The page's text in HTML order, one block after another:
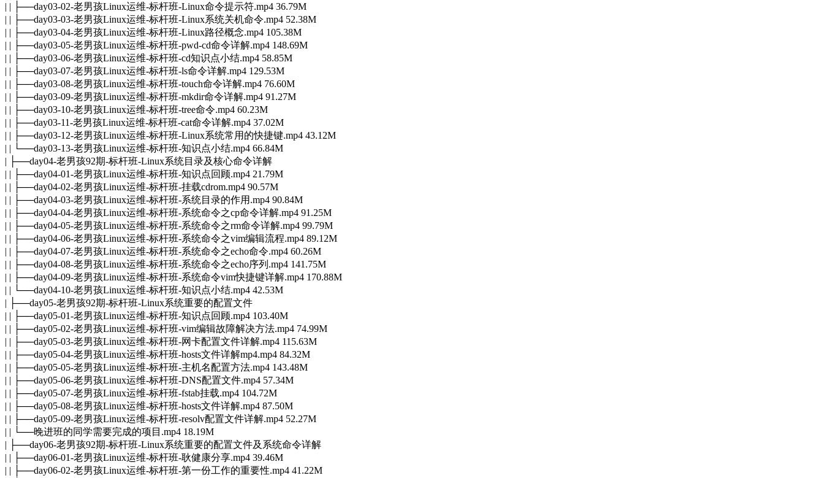
| | ├──day03-02-老男孩Linux运维-标杆班-Linux命令提示符.mp4 36.79M
| | ├──day03-03-老男孩Linux运维-标杆班-Linux系统关机命令.mp4 52.38M
| | ├──day03-04-老男孩Linux运维-标杆班-Linux路径概念.mp4 105.38M
| | ├──day03-05-老男孩Linux运维-标杆班-pwd-cd命令详解.mp4 148.69M
| | ├──day03-06-老男孩Linux运维-标杆班-cd知识点小结.mp4 58.85M
| | ├──day03-07-老男孩Linux运维-标杆班-ls命令详解.mp4 129.53M
| | ├──day03-08-老男孩Linux运维-标杆班-touch命令详解.mp4 76.60M
| | ├──day03-09-老男孩Linux运维-标杆班-mkdir命令详解.mp4 91.27M
| | ├──day03-10-老男孩Linux运维-标杆班-tree命令.mp4 60.23M
| | ├──day03-11-老男孩Linux运维-标杆班-cat命令详解.mp4 37.02M
| | ├──day03-12-老男孩Linux运维-标杆班-Linux系统常用的快捷键.mp4 43.12M
| | └──day03-13-老男孩Linux运维-标杆班-知识点小结.mp4 66.84M
| ├──day04-老男孩92期-标杆班-Linux系统目录及核心命令详解
| | ├──day04-01-老男孩Linux运维-标杆班-知识点回顾.mp4 21.79M
| | ├──day04-02-老男孩Linux运维-标杆班-挂载cdrom.mp4 90.57M
| | ├──day04-03-老男孩Linux运维-标杆班-系统目录的作用.mp4 90.84M
| | ├──day04-04-老男孩Linux运维-标杆班-系统命令之cp命令详解.mp4 91.25M
| | ├──day04-05-老男孩Linux运维-标杆班-系统命令之rm命令详解.mp4 99.79M
| | ├──day04-06-老男孩Linux运维-标杆班-系统命令之vim编辑流程.mp4 89.12M
| | ├──day04-07-老男孩Linux运维-标杆班-系统命令之echo命令.mp4 60.26M
| | ├──day04-08-老男孩Linux运维-标杆班-系统命令之echo序列.mp4 141.75M
| | ├──day04-09-老男孩Linux运维-标杆班-系统命令vim快捷键详解.mp4 170.88M
| | └──day04-10-老男孩Linux运维-标杆班-知识点小结.mp4 42.53M
| ├──day05-老男孩92期-标杆班-Linux系统重要的配置文件
| | ├──day05-01-老男孩Linux运维-标杆班-知识点回顾.mp4 103.40M
| | ├──day05-02-老男孩Linux运维-标杆班-vim编辑故障解决方法.mp4 74.99M
| | ├──day05-03-老男孩Linux运维-标杆班-网卡配置文件详解.mp4 115.63M
| | ├──day05-04-老男孩Linux运维-标杆班-hosts文件详解mp4.mp4 84.32M
| | ├──day05-05-老男孩Linux运维-标杆班-主机名配置方法.mp4 143.48M
| | ├──day05-06-老男孩Linux运维-标杆班-DNS配置文件.mp4 57.34M
| | ├──day05-07-老男孩Linux运维-标杆班-fstab挂载.mp4 104.72M
| | ├──day05-08-老男孩Linux运维-标杆班-hosts文件详解.mp4 87.50M
| | ├──day05-09-老男孩Linux运维-标杆班-resolv配置文件详解.mp4 52.27M
| | └──晚进班的同学需要完成的项目.mp4 18.19M
| ├──day06-老男孩92期-标杆班-Linux系统重要的配置文件及系统命令详解
| | ├──day06-01-老男孩Linux运维-标杆班-耿健康分享.mp4 39.46M
| | ├──day06-02-老男孩Linux运维-标杆班-第一份工作的重要性.mp4 41.22M